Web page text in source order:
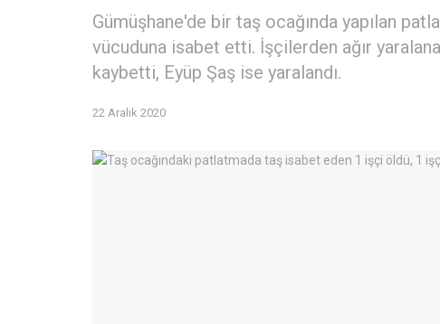
Gümüşhane'de bir taş ocağında yapılan
vücuduna isabet etti. İşçilerden ağır
kaybetti, Eyüp Şaş ise yaralandı.
22 Aralık 2020